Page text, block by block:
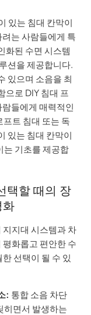
있는 침대 칸막이
는 사람들에게 특
화된 수면 시스템
션을 제공합니다.
있으며 소음을 최
으로 DIY 침대 프
들에게 매력적인
트 침대 또는 독
있는 침대 칸막이
는 기초를 제공합
택할 때의 장
화
지대 시스템과 차
화롭고 편안한 수
선택이 될 수 있
: 통합 소음 차단
히면서 발생하는